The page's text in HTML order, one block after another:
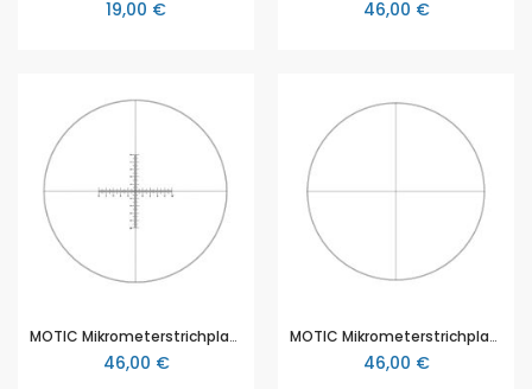
19,00 € 46,00 €
MOTIC Mikrometerstrichplatte Strichplatte Fadenkreuz mit doppelter Skalierung (10mm in 100 Teilen), (Ø25mm)
46,00 €
MOTIC Mikrometerstrichplatte, Strichplatte Fadenkreuz (Ø25mm)
46,00 €